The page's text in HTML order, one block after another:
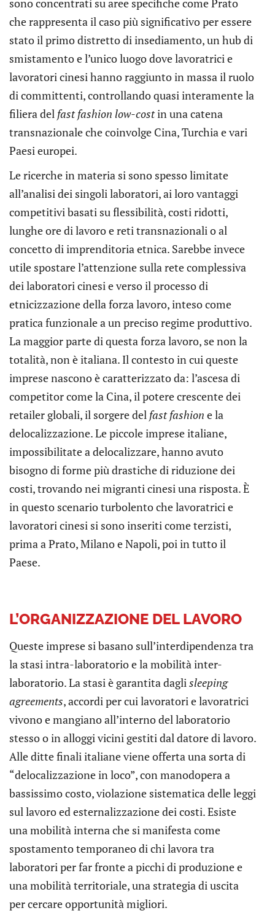
sono concentrati su aree specifiche come Prato
che rappresenta il caso più significativo per essere
stato il primo distretto di insediamento, un hub di
smistamento e l’unico luogo dove lavoratrici e
lavoratori cinesi hanno raggiunto in massa il ruolo
di committenti, controllando quasi interamente la
filiera del fast fashion low-costin una catena
transnazionale che coinvolge Cina, Turchia e vari
Paesi europei.
Le ricerche in materia si sono spesso limitate
all’analisi dei singoli laboratori, ai loro vantaggi
competitivi basati su flessibilità, costi ridotti,
lunghe ore di lavoro e reti transnazionali o al
concetto di imprenditoria etnica. Sarebbe invece
utile spostare l’attenzione sulla rete complessiva
dei laboratori cinesi e verso il processo di
etnicizzazione della forza lavoro, inteso come
pratica funzionale a un preciso regime produttivo.
La maggior parte di questa forza lavoro, se non la
totalità, non è italiana. Il contesto in cui queste
imprese nascono è caratterizzato da: l’ascesa di
competitor come la Cina, il potere crescente dei
retailer globali, il sorgere del fast fashion e la
delocalizzazione. Le piccole imprese italiane,
impossibilitate a delocalizzare, hanno avuto
bisogno di forme più drastiche di riduzione dei
costi, trovando nei migranti cinesi una risposta. È
in questo scenario turbolento che lavoratrici e
lavoratori cinesi si sono inseriti come terzisti,
prima a Prato, Milano e Napoli, poi in tutto il
Paese.
L’ORGANIZZAZIONE DEL LAVORO
Queste imprese si basano sull’interdipendenza tra
la stasi intra-laboratorio e la mobilità inter-
laboratorio. La stasi è garantita daglisleeping
agreements, accordi per cui lavoratori e lavoratrici
vivono e mangiano all’interno del laboratorio
stesso o in alloggi vicini gestiti dal datore di lavoro.
Alle ditte finali italiane viene offerta una sorta di
“delocalizzazione in loco”, con manodopera a
bassissimo costo, violazione sistematica delle leggi
sul lavoro ed esternalizzazione dei costi. Esiste
una mobilità interna che si manifesta come
spostamento temporaneo di chi lavora tra
laboratori per far fronte a picchi di produzione e
una mobilità territoriale, una strategia di uscita
per cercare opportunità migliori.